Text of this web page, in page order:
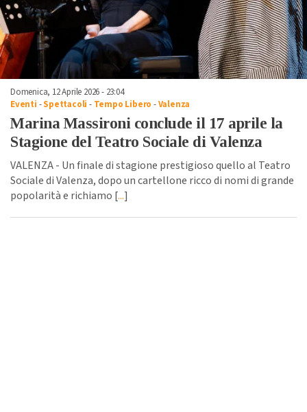
Domenica, 12 Aprile 2026 - 23:04
Eventi -Spettacoli - Tempo Libero -Valenza
Marina Massironi conclude il 17 aprile la
Stagione del Teatro Sociale di Valenza
VALENZA - Un finale di stagione prestigioso quello al Teatro
Sociale di Valenza, dopo un cartellone ricco di nomi di grande
popolarità e richiamo [...]